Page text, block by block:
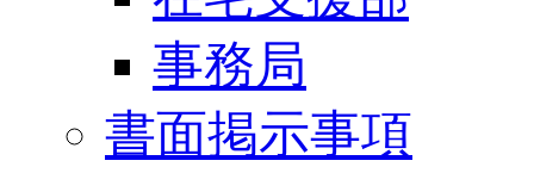
事務局
書面掲示事項